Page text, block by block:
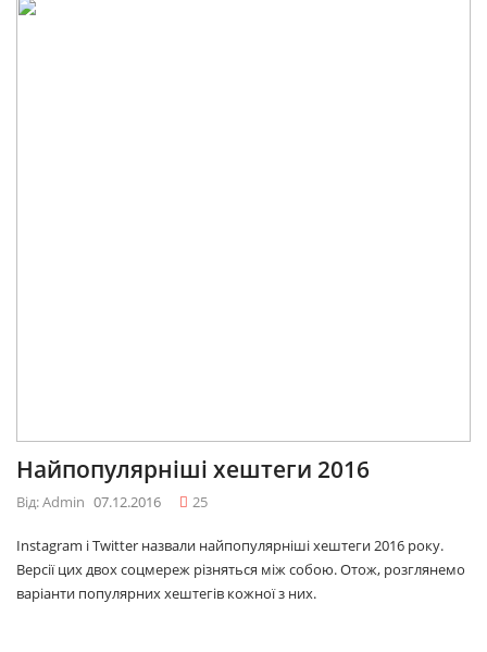
Найпопулярніші хештеги 2016
Від: Admin 07.12.2016 25
Instagram і Twitter назвали найпопулярніші хештеги 2016 року.
Версії цих двох соцмереж різняться між собою. Отож, розглянемо
варіанти популярних хештегів кожної з них.